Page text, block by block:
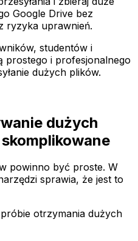
Google Drive bez
ryzyka uprawnień.
studentów i
prostego i profesjonalnego
dużych plików.
dużych
powinno być proste. W
sprawia, że jest to
otrzymania dużych